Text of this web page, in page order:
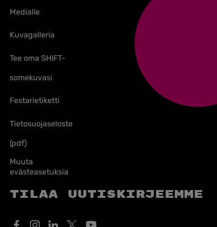
Medialle
Kuvagalleria
Tee oma SHIFT-
somekuvasi
Festarietiketti
Tietosuojaseloste
(pdf)
Muuta
evästeasetuksia
Tilaa uutiskirjeemme